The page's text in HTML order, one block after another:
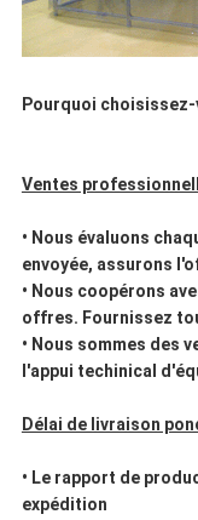
Pourquoi choisissez-
Ventes
• Nous évaluons
envoyée, assurons
• Nous coopérons
offres. Fournissez
• Nous sommes des
l'appui techinical
Délai de livraison
• Le rapport de
expédition